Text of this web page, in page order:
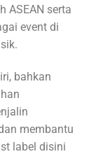
ASEAN serta
event di
bahkan
membantu
label disini